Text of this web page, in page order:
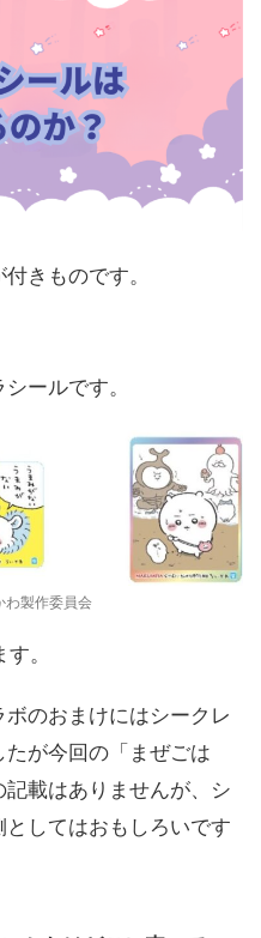
きものです。
ールです。
製作委員会
。
のおまけにはシークレ
が今回の「まぜごは
載はありませんが、シ
してはおもしろいです